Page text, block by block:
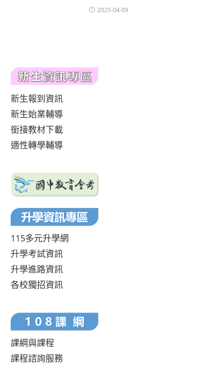
2025-04-09
新生報到資訊
新生始業輔導
銜接教材下載
適性轉學輔導
115多元升學網
升學考試資訊
升學進路資訊
各校獨招資訊
課綱與課程
課程諮詢服務